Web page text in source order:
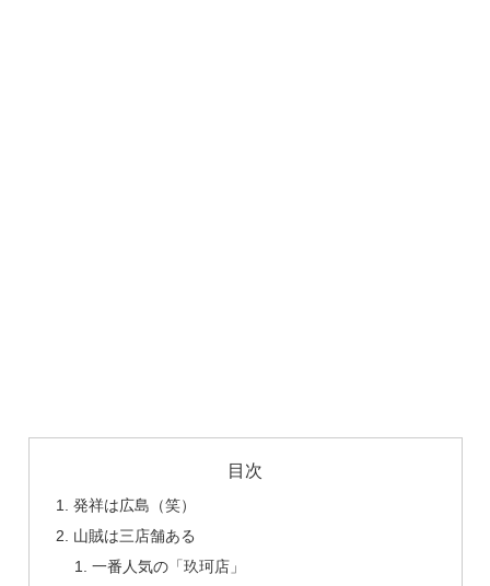
目次
発祥は広島（笑）
山賊は三店舗ある
一番人気の「玖珂店」